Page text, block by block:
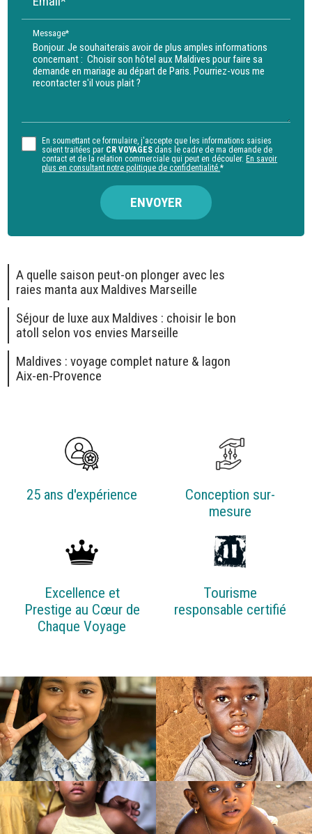
Message*
En soumettant ce formulaire, j'accepte que les informations saisies
soient traitées par CR VOYAGES dans le cadre de ma demande de
contact et de la relation commerciale qui peut en découler.En savoir
plus en consultant notre politique de confidentialité.*
A quelle saison peut-on plonger avec les
raies manta aux Maldives Marseille
Séjour de luxe aux Maldives : choisir le bon
atoll selon vos envies Marseille
Maldives : voyage complet nature & lagon
Aix-en-Provence
25 ans d'expérience
Conception sur-
mesure
Excellence et
Prestige au Cœur de
Chaque Voyage
Tourisme
responsable certifié